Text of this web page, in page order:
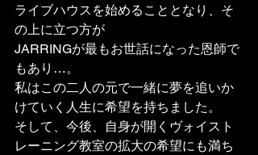
ライブハウスを始めることとなり、そ
の上に立つ方が
JARRINGが最もお世話になった恩師で
もあり…。
私はこの二人の元で一緒に夢を追いか
けていく人生に希望を持ちました。
そして、今後、自身が開くヴォイスト
レーニング教室の拡大の希望にも満ち